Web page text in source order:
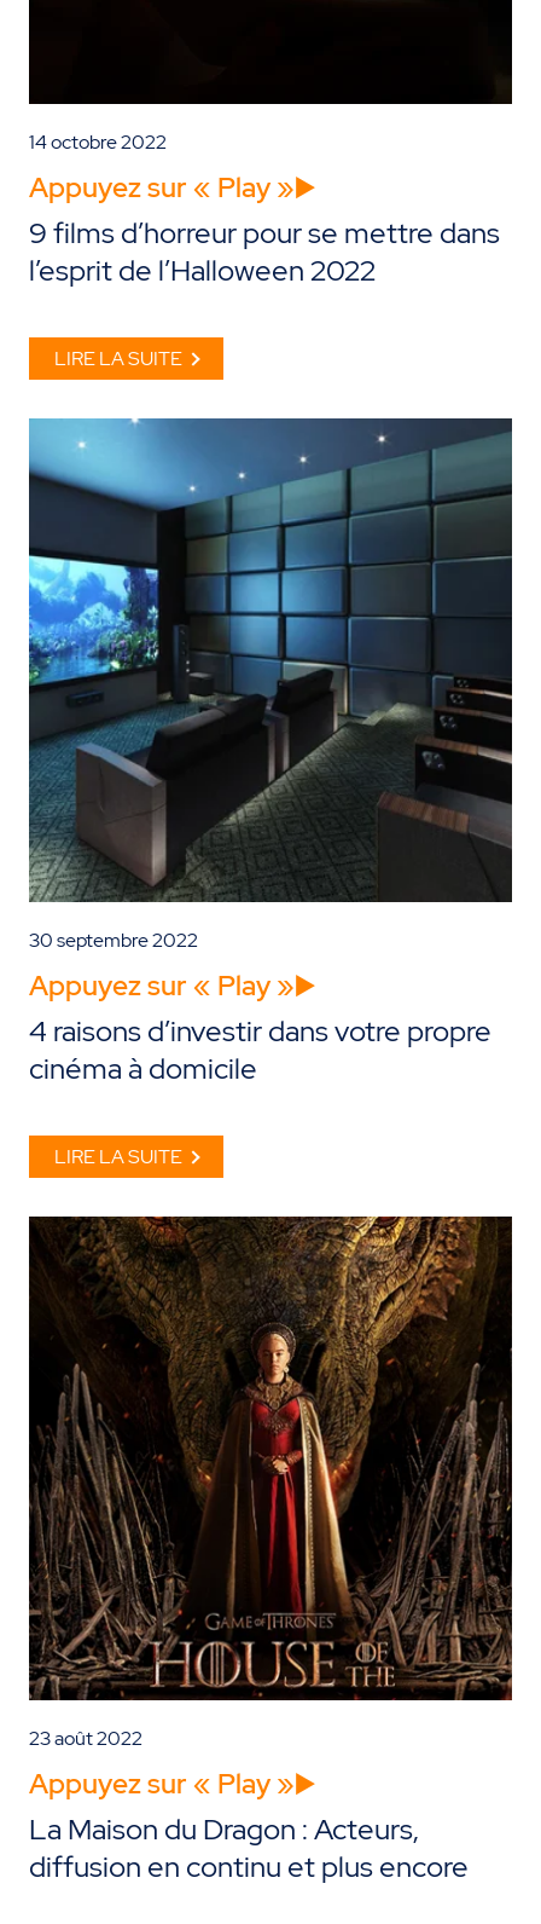
14 octobre 2022
Appuyez sur « Play »▶️
9 films d’horreur pour se mettre dans
l’esprit de l’Halloween 2022
LIRE LA SUITE
30 septembre 2022
Appuyez sur « Play »▶️
4 raisons d’investir dans votre propre
cinéma à domicile
LIRE LA SUITE
23 août 2022
Appuyez sur « Play »▶️
La Maison du Dragon : Acteurs,
diffusion en continu et plus encore